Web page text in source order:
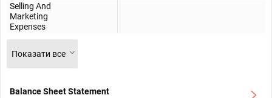
Selling And
Marketing
Expenses
Показати все
Balance Sheet Statement